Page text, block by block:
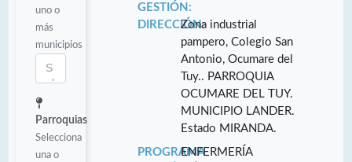
uno o
más
municipios
Parroquias
Selecciona
una o
GESTIÓN:
DIRECCIÓN:Zona industrial
pampero, Colegio San
Antonio, Ocumare del
Tuy.. PARROQUIA
OCUMARE DEL TUY.
MUNICIPIO LANDER.
Estado MIRANDA.
PROGRAMAENFERMERÍA